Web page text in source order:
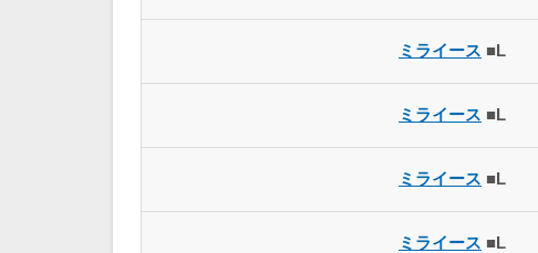
ミライース ■L
ミライース ■L
ミライース ■L
ミライース ■L